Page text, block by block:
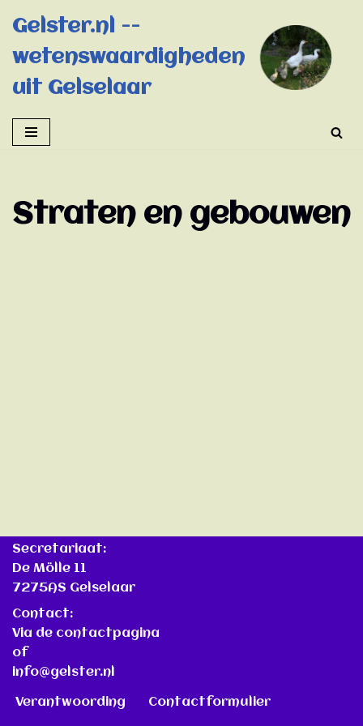
naar
de
Gelster.nl --
wetenswaardigheden
uit Gelselaar
Straten en gebouwen
Secretariaat:
De Mölle 11
7275AS Gelselaar
Contact:
Via de contactpagina
of
info@gelster.nl
Verantwoording Contactformulier